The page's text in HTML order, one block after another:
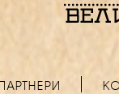
ПАРТНЕРИ